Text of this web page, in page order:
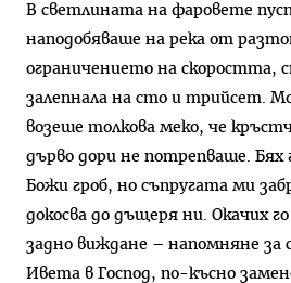
В светлината на фаровете
наподобяваше на река от
ограничението на скоростта,
залепнала на сто и трийсет.
возеше толкова меко, че
дърво дори не потрепваше. Бях
Божи гроб, но съпругата ми
докосва до дъщеря ни. Окачих
задно виждане – напомняне за
Ивета в Господ, по-късно